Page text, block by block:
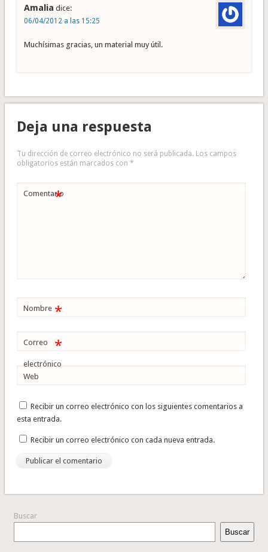
Amalia dice:
06/04/2012 a las 15:25
Muchísimas gracias, un material muy útil.
Deja una respuesta
Tu dirección de correo electrónico no será publicada. Los campos
obligatorios están marcados con *
Comentario
*
Nombre *
Correo
electrónico
*
Web
Recibir un correo electrónico con los siguientes comentarios a
esta entrada.
Recibir un correo electrónico con cada nueva entrada.
Buscar
Buscar